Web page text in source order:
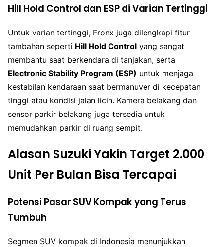
Hill Hold Control dan ESP di Varian Tertinggi
Untuk varian tertinggi, Fronx juga dilengkapi fitur
tambahan seperti Hill Hold Control yang sangat
membantu saat berkendara di tanjakan, serta
Electronic Stability Program (ESP) untuk menjaga
kestabilan kendaraan saat bermanuver di kecepatan
tinggi atau kondisi jalan licin. Kamera belakang dan
sensor parkir belakang juga tersedia untuk
memudahkan parkir di ruang sempit.
Alasan Suzuki Yakin Target 2.000
Unit Per Bulan Bisa Tercapai
Potensi Pasar SUV Kompak yang Terus
Tumbuh
Segmen SUV kompak di Indonesia menunjukkan